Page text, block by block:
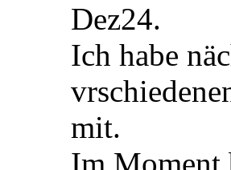
Dez24.
Ich habe
mit.